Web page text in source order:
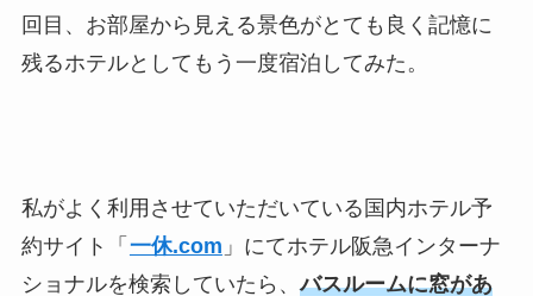
回目、お部屋から見える景色がとても良く記憶に
残るホテルとしてもう一度宿泊してみた。
私がよく利用させていただいている国内ホテル予
約サイト「 一休.com 」にてホテル阪急インターナ
ショナルを検索していたら、バスルームに窓があ